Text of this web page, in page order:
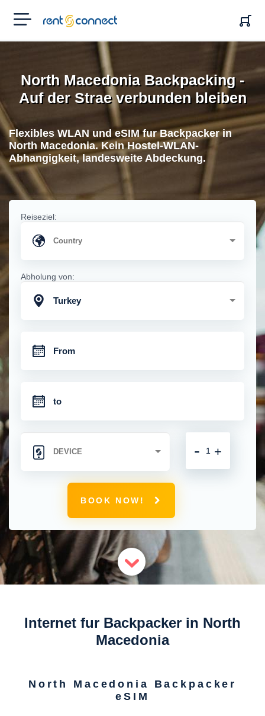
RENT'N
CONNECT
North Macedonia Backpacking -
Auf der Strae verbunden bleiben
Flexibles WLAN und eSIM fur Backpacker in
North Macedonia. Kein Hostel-WLAN-
Abhangigkeit, landesweite Abdeckung.
Reiseziel:
Abholung von:
Turkey
+
-
BOOK NOW!
Internet fur Backpacker in North
Macedonia
North Macedonia Backpacker
eSIM